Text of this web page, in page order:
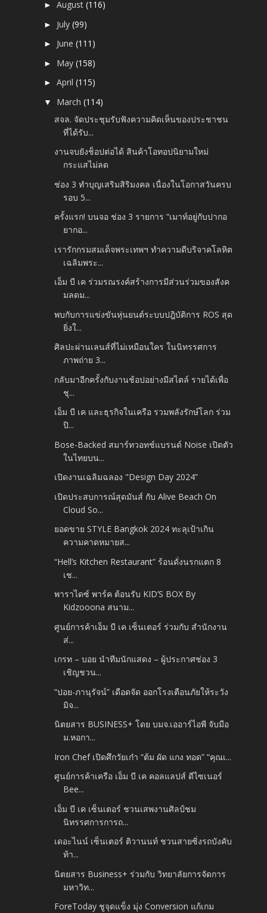
►August(116)
► July(99)
► June(111)
► May(158)
►April(115)
▼ March(114)
สจล. จัดประชุมรับฟังความคิดเห็นของประชาชน
ที่ได้รับ...
งานจบยังช็อปต่อได้ สินค้าโอทอปนิยามใหม่
กระแสไม่ลด
ช่อง 3 ทำบุญเสริมสิริมงคล เนื่องในโอกาสวันครบ
รอบ 5...
ครั้งแรก! บนจอ ช่อง 3 รายการ “เมาท์อยู่กับปากอ
ยากอ...
เรารักกรมสมเด็จพระเทพฯ ทำความดีบริจาคโลหิต
เฉลิมพระ...
เอ็ม บี เค ร่วมรณรงค์สร้างการมีส่วนร่วมของสังค
มลดม...
พบกับการแข่งขันหุ่นยนต์ระบบปฎิบัติการ ROS สุด
ยิ่งใ...
ศิลปะผ่านเลนส์ที่ไม่เหมือนใคร ในนิทรรศการ
ภาพถ่าย 3...
กลับมาอีกครั้งกับงานช้อปอย่างมีสไตล์ รายได้เพื่อ
ชุ...
เอ็ม บี เค และธุรกิจในเครือ รวมพลังรักษ์โลก ร่วม
ปิ...
Bose-Backed สมาร์ทวอทช์แบรนด์ Noise เปิดตัว
ในไทยบน...
เปิดงานเฉลิมฉลอง "Design Day 2024”
เปิดประสบการณ์สุดมันส์ กับ Alive Beach On
Cloud So...
ยอดขาย STYLE Bangkok 2024 ทะลุเป้าเกิน
ความคาดหมายส...
“Hell’s Kitchen Restaurant” ร้อนดั่งนรกแตก 8
เช...
พาราไดซ์ พาร์ค ต้อนรับ KID’S BOX By
Kidzooona สนาม...
ศูนย์การค้าเอ็ม บี เค เซ็นเตอร์ ร่วมกับ สำนักงาน
ส่...
เกรท – บอย นำทีมนักแสดง – ผู้ประกาศช่อง 3
เชิญชวน...
“ปอย-ภานุรัจน์” เดือดจัด ออกโรงเตือนภัยให้ระวัง
มิจ...
นิตยสาร BUSINESS+ โดย บมจ.เออาร์ไอพี จับมือ
ม.หอกา...
Iron Chef เปิดศึกวัยเก๋า “ต้ม ผัด แกง ทอด” “คุณเ...
ศูนย์การค้าเครือ เอ็ม บี เค คอลแลปส์ ดีไซเนอร์
Bee...
เอ็ม บี เค เซ็นเตอร์ ชวนเสพงานศิลป์ชม
นิทรรศการการถ...
เดอะไนน์ เซ็นเตอร์ ติวานนท์ ชวนสายซิ่งรถบังคับ
ท้า...
นิตยสาร Business+ ร่วมกับ วิทยาลัยการจัดการ
มหาวิท...
ForeToday ชูจุดแข็ง มุ่ง Conversion แก้เกม